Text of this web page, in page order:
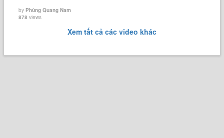
byPhùng Quang Nam
878 views
Xem tất cả các video khác